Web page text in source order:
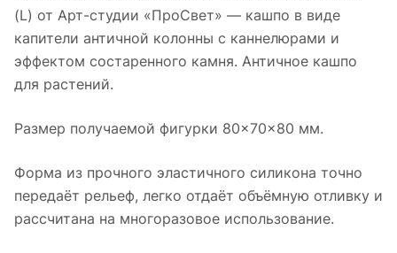
(L) от Арт-студии «ПроСвет» — кашпо в виде
капители античной колонны с каннелюрами и
эффектом состаренного камня. Античное кашпо
для растений.
Размер получаемой фигурки 80×70×80 мм.
Форма из прочного эластичного силикона точно
передаёт рельеф, легко отдаёт объёмную отливку и
рассчитана на многоразовое использование.